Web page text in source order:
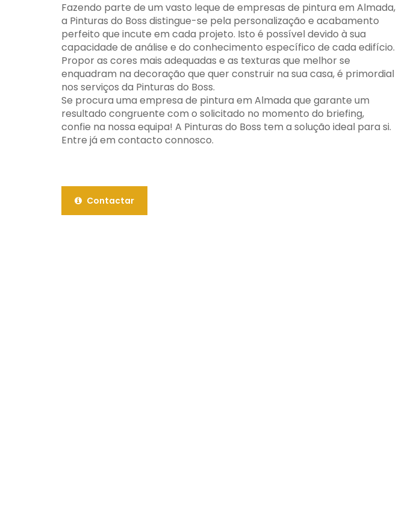
Fazendo parte de um vasto leque de empresas de pintura em Almada,
a Pinturas do Boss distingue-se pela personalização e acabamento
perfeito que incute em cada projeto. Isto é possível devido à sua
capacidade de análise e do conhecimento específico de cada edifício.
Propor as cores mais adequadas e as texturas que melhor se
enquadram na decoração que quer construir na sua casa, é primordial
nos serviços da Pinturas do Boss.
Se procura uma empresa de pintura em Almada que garante um
resultado congruente com o solicitado no momento do briefing,
confie na nossa equipa! A Pinturas do Boss tem a solução ideal para si.
Entre já em contacto connosco.
Contactar